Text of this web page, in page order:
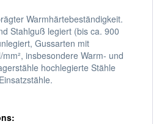
Warmhärtebeständigkeit.
Stahlguß legiert (bis ca. 900
Gussarten mit
insbesondere Warm- und
hochlegierte Stähle